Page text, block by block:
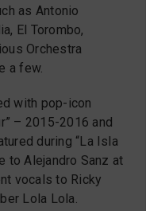
as Antonio
El Torombo,
Orchestra
a few.
with pop-icon
– 2015-2016 and
during “La Isla
to Alejandro Sanz at
vocals to Ricky
Lola Lola.